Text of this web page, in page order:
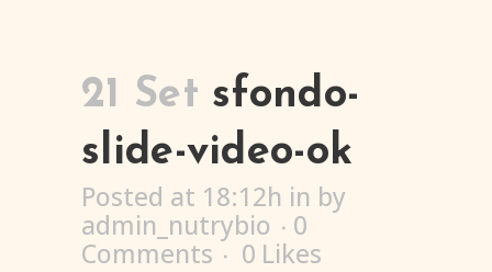
21 Set sfondo-
slide-video-ok
Posted at 18:12h in by
admin_nutrybio
0
Comments
0 Likes